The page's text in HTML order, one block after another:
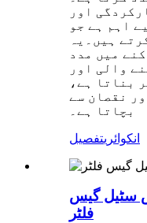
اور
اہم ہے جو
ہیں۔یہ
میں مدد
والی اور
بناتا ہے،
نقصان سے
بچاتا ہے۔
انکوائریتفصیل
سٹیل گیس
فلٹر